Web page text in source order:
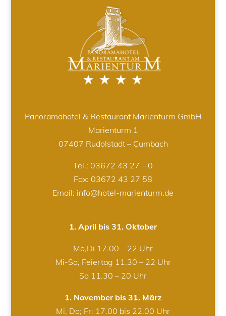
Panoramahotel & Restaurant Marienturm GmbH
Marienturm 1
07407 Rudolstadt – Cumbach
Tel.: 03672 43 27 – 0
Fax: 03672 43 27 58
Email: info@hotel-marienturm.de
1. April bis 31. Oktober
Mo,Di 17.00 – 22 Uhr
Mi-Sa, Feiertag 11.30 – 22 Uhr
So 11.30 – 20 Uhr
1. November bis 31. März
Mi, Do; Fr: 17.00 bis 22.00 Uhr